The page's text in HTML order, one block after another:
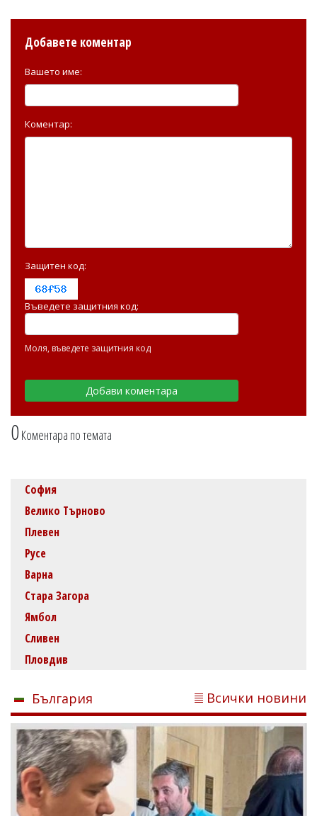
0Коментара по темата
Добавете коментар
Вашето име:
Коментар:
Защитен код:
Въведете защитния код:
Моля, въведете защитния код
София
Велико Търново
Плевен
Русе
Варна
Стара Загора
Ямбол
Сливен
Пловдив
България Всички новини